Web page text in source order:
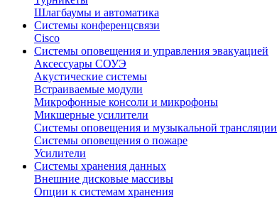
Шлагбаумы и автоматика
Системы конференцсвязи
Cisco
Системы оповещения и управления эвакуацией
Аксессуары СОУЭ
Акустические системы
Встраиваемые модули
Микрофонные консоли и микрофоны
Микшерные усилители
Системы оповещения и музыкальной трансляции
Системы оповещения о пожаре
Усилители
Системы хранения данных
Внешние дисковые массивы
Опции к системам хранения